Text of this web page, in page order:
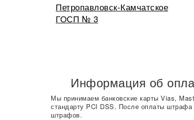
Петропавловск-Камчатское
ГОСП № 3
Информация об
Мы принимаем банковские карты Vias,
стандарту PCI DSS. После оплаты штрафа
штрафов.